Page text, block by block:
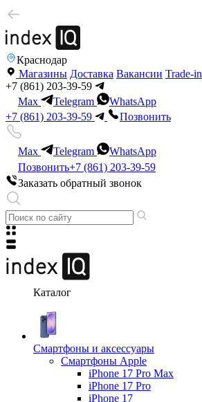
Краснодар
Магазины Доставка Вакансии Trade-in
+7 (861) 203-39-59
Max
Telegram
WhatsApp
+7 (861) 203-39-59
Позвонить
Max Telegram
WhatsApp
Позвонить+7 (861) 203-39-59
Заказать обратный звонок
Каталог
Смартфоны и аксессуары
Смартфоны Apple
iPhone 17 Pro Max
iPhone 17 Pro
iPhone 17